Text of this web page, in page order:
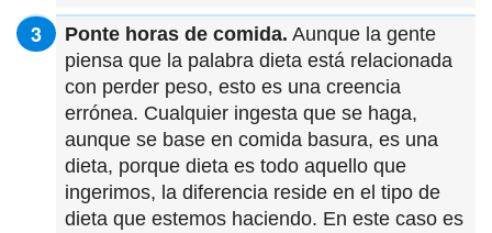
Ponte horas de comida. Aunque la gente
piensa que la palabra dieta está relacionada
con perder peso, esto es una creencia
errónea. Cualquier ingesta que se haga,
aunque se base en comida basura, es una
dieta, porque dieta es todo aquello que
ingerimos, la diferencia reside en el tipo de
dieta que estemos haciendo. En este caso es